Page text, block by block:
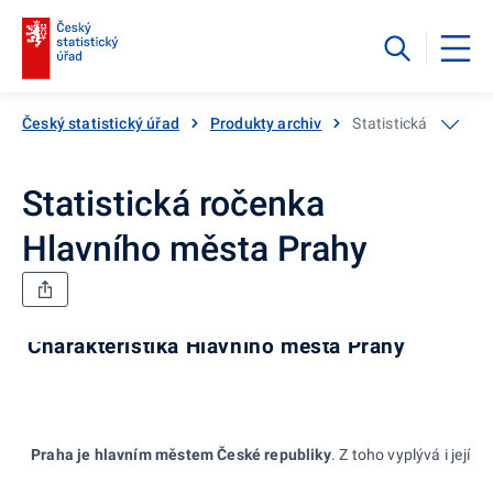
Český statistický úřad Produkty archiv Statistická ročenka
Statistická ročenka
Hlavního města Prahy
Charakteristika Hlavního města Prahy
Praha je hlavním městem České republiky. Z toho vyplývá i její